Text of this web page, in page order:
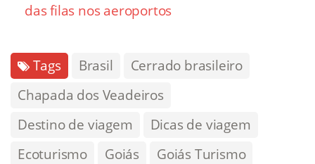
das filas nos aeroportos
Tags Brasil
Cerrado brasileiro
Chapada dos Veadeiros
Destino de viagem
Dicas de viagem
Ecoturismo
Goiás
Goiás Turismo